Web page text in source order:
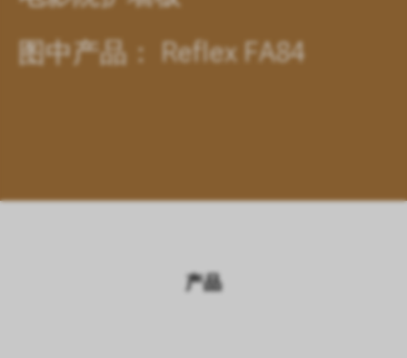
图中产品： Reflex FA84
产品